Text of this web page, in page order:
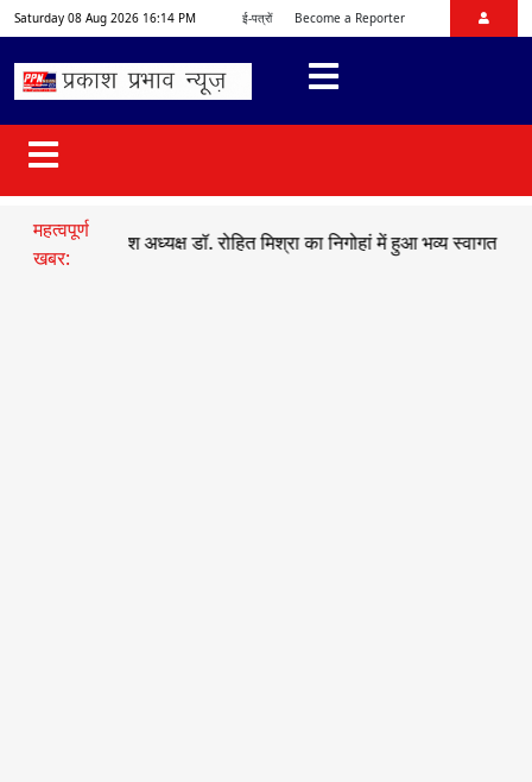
Saturday 08 Aug 2026 16:14 PM ई-पत्रों Become a Reporter
महत्वपूर्ण
खबर:
प्रदेश अध्यक्ष डॉ. रोहित मिश्रा का निगोहां में हुआ भव्य स्वागत ●सड़क